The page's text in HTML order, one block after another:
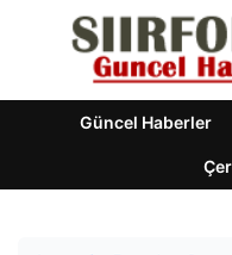
Güncel Haberler